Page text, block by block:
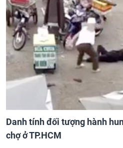
Danh tính đối tượng hành
chợ ở TP.HCM